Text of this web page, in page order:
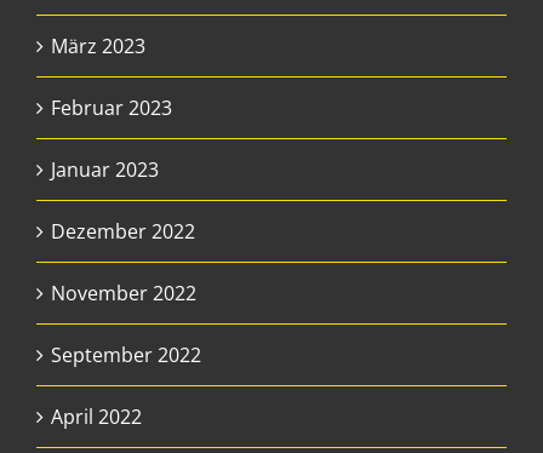
März 2023
Februar 2023
Januar 2023
Dezember 2022
November 2022
September 2022
April 2022